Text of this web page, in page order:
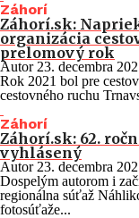
Záhorí
Záhorí.sk:
organizácia
prelomový rok
Autor 23. decembra
Rok 2021 bol pre
cestovného ruchu
Záhorí
Záhorí.sk: 62.
vyhlásený
Autor 23. decembra
Dospelým autorom i
regionálna súťaž
fotosúťaže...